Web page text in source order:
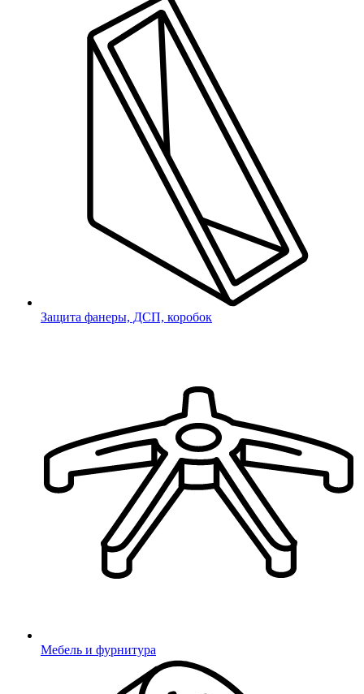
Защита фанеры, ДСП, коробок
Мебель и фурнитура
Неверный код
Введите 4-значный код из СМС
Не получили код?
Отправить код повторно
Заказать звонок
Заполните форму, и наш менеджер
свяжется с Вами в ближайшее время
- поля обязательные для заполнения
соглашаюсь сПолитикой
конфиденциальности